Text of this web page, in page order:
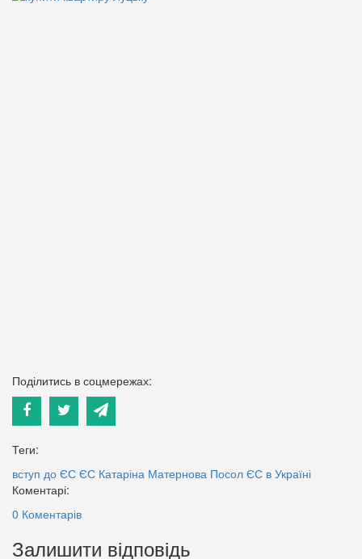
Поділитись в соцмережах:
Теги:
вступ до ЄС ЄС Катаріна Матернова Посол ЄС в Україні
Коментарі:
0 Коментарів
Залишити відповідь